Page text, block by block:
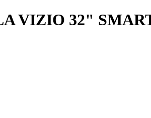
VIZIO 32"